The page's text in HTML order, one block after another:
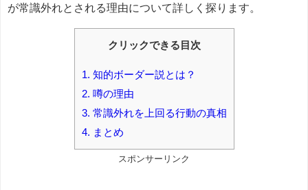
が常識外れとされる理由について詳しく探ります。
クリックできる目次
1. 知的ボーダー説とは？
2. 噂の理由
3. 常識外れを上回る行動の真相
4. まとめ
スポンサーリンク